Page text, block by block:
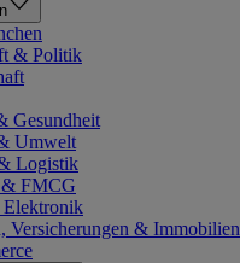
& Politik
Gesundheit
Umwelt
Logistik
FMCG
Versicherungen & Immobilien